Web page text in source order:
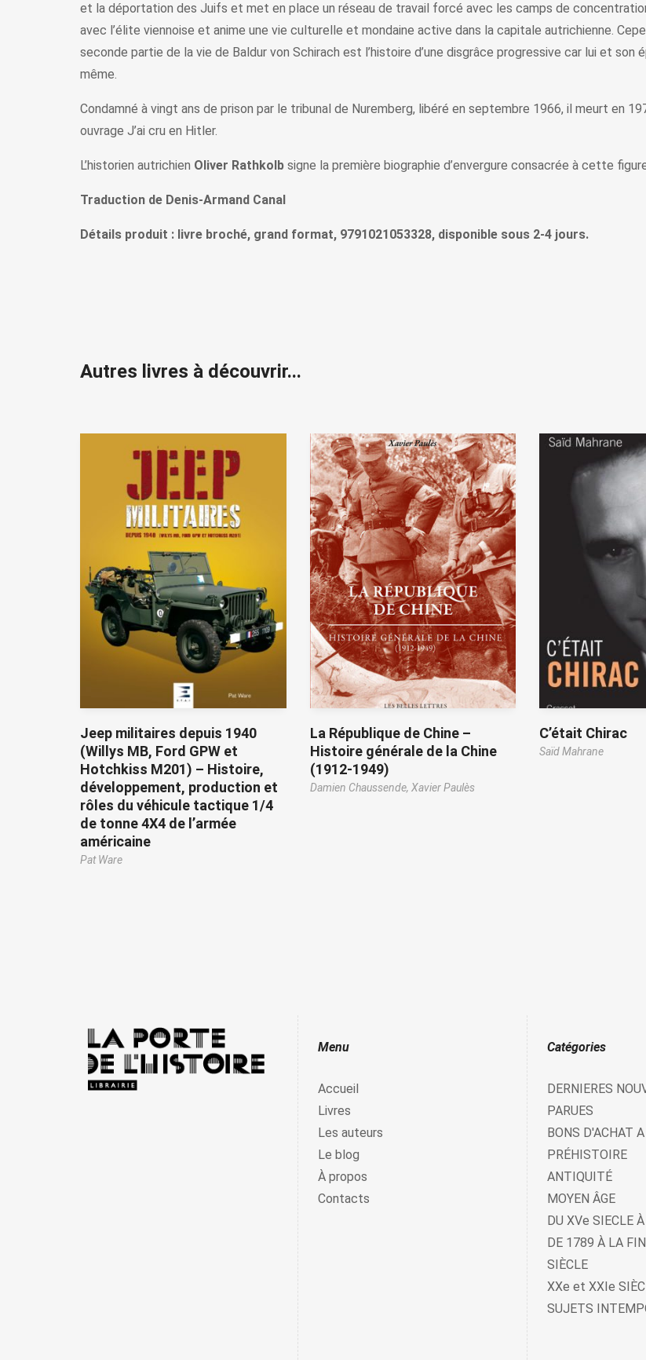
et la déportation des Juifs et met en place un réseau de travail forcé avec les camps de
avec l’élite viennoise et anime une vie culturelle et mondaine active dans la capitale autrichienne.
seconde partie de la vie de Baldur von Schirach est l’histoire d’une disgrâce progressive car lui et
même.
Condamné à vingt ans de prison par le tribunal de Nuremberg, libéré en septembre 1966, il meurt en
ouvrage J’ai cru en Hitler.
L’historien autrichien Oliver Rathkolb signe la première biographie d’envergure consacrée à cette
Traduction de Denis-Armand Canal
Détails produit : livre broché, grand format, 9791021053328, disponible sous 2-4 jours.
Autres livres à découvrir...
Jeep militaires depuis 1940
(Willys MB, Ford GPW et
Hotchkiss M201) – Histoire,
développement, production et
rôles du véhicule tactique 1/4
de tonne 4X4 de l’armée
américaine
Pat Ware
La République de Chine –
Histoire générale de la Chine
(1912-1949)
Damien Chaussende, Xavier Paulès
C’était Chirac
Saïd Mahrane
Menu
Accueil
Livres
Les auteurs
Le blog
À propos
Contacts
Catégories
DERNIERES
PARUES
BONS D'ACHAT
PRÉHISTOIRE
ANTIQUITÉ
MOYEN ÂGE
DU XVe SIECLE
DE 1789 À LA
SIÈCLE
XXe et XXIe
SUJETS